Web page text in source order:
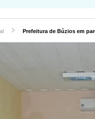
Prefeitura de Búzios em